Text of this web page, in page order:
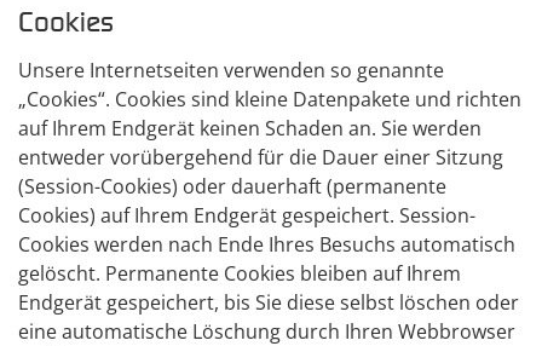
Cookies
Unsere Internetseiten verwenden so genannte
„Cookies“. Cookies sind kleine Datenpakete und richten
auf Ihrem Endgerät keinen Schaden an. Sie werden
entweder vorübergehend für die Dauer einer Sitzung
(Session-Cookies) oder dauerhaft (permanente
Cookies) auf Ihrem Endgerät gespeichert. Session-
Cookies werden nach Ende Ihres Besuchs automatisch
gelöscht. Permanente Cookies bleiben auf Ihrem
Endgerät gespeichert, bis Sie diese selbst löschen oder
eine automatische Löschung durch Ihren Webbrowser